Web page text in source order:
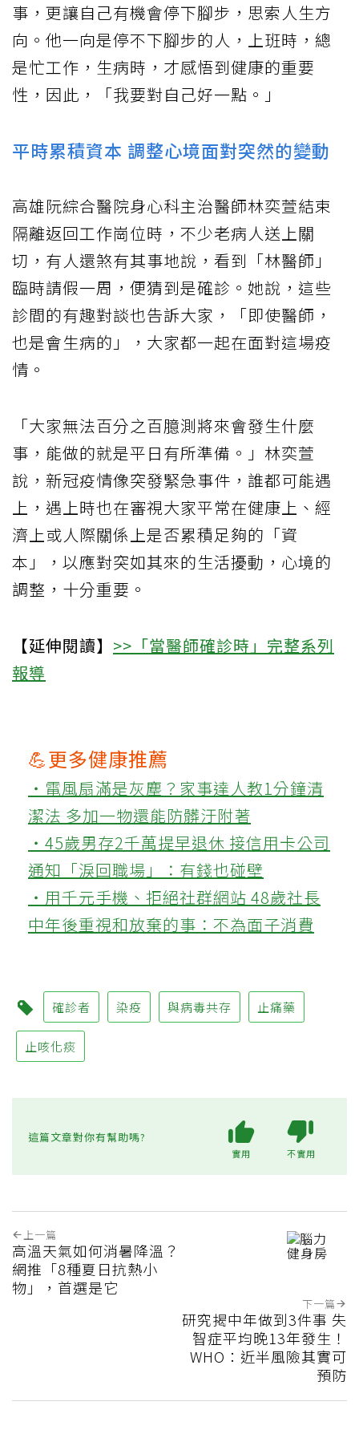
事，更讓自己有機會停下腳步，思索人生方
向。他一向是停不下腳步的人，上班時，總
是忙工作，生病時，才感悟到健康的重要
性，因此，「我要對自己好一點。」
平時累積資本 調整心境面對突然的變動
高雄阮綜合醫院身心科主治醫師林奕萱結束
隔離返回工作崗位時，不少老病人送上關
切，有人還煞有其事地說，看到「林醫師」
臨時請假一周，便猜到是確診。她說，這些
診間的有趣對談也告訴大家，「即使醫師，
也是會生病的」，大家都一起在面對這場疫
情。
「大家無法百分之百臆測將來會發生什麼
事，能做的就是平日有所準備。」林奕萱
說，新冠疫情像突發緊急事件，誰都可能遇
上，遇上時也在審視大家平常在健康上、經
濟上或人際關係上是否累積足夠的「資
本」，以應對突如其來的生活擾動，心境的
調整，十分重要。
【延伸閱讀】 >>「當醫師確診時」完整系列
報導
💪更多健康推薦
‧電風扇滿是灰塵？家事達人教1分鐘清
潔法 多加一物還能防髒汙附著
‧45歲男存2千萬提早退休 接信用卡公司
通知「淚回職場」：有錢也碰壁
‧用千元手機、拒絕社群網站 48歲社長
中年後重視和放棄的事：不為面子消費
確診者 染疫 與病毒共存 止痛藥
止咳化痰
這篇文章對你有幫助嗎?
實用 不實用
上一篇
高溫天氣如何消暑降溫？
網推「8種夏日抗熱小
物」，首選是它
下一篇
研究揭中年做到3件事 失
智症平均晚13年發生！
WHO：近半風險其實可
預防